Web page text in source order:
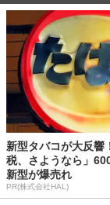
新型タバコが大反響
税、さようなら」
新型が爆売れ
PR(株式会社HAL)